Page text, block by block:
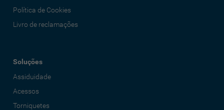
Política de Cookies
Livro de reclamações
Soluções
Assiduidade
Acessos
Torniquetes